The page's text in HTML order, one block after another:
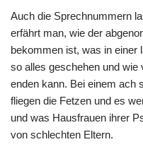
Auch die Sprechnummern
erfährt man, wie der
bekommen ist, was in einer
so alles geschehen und
enden kann. Bei einem ach
fliegen die Fetzen und es
und was Hausfrauen ihrer
von schlechten Eltern.